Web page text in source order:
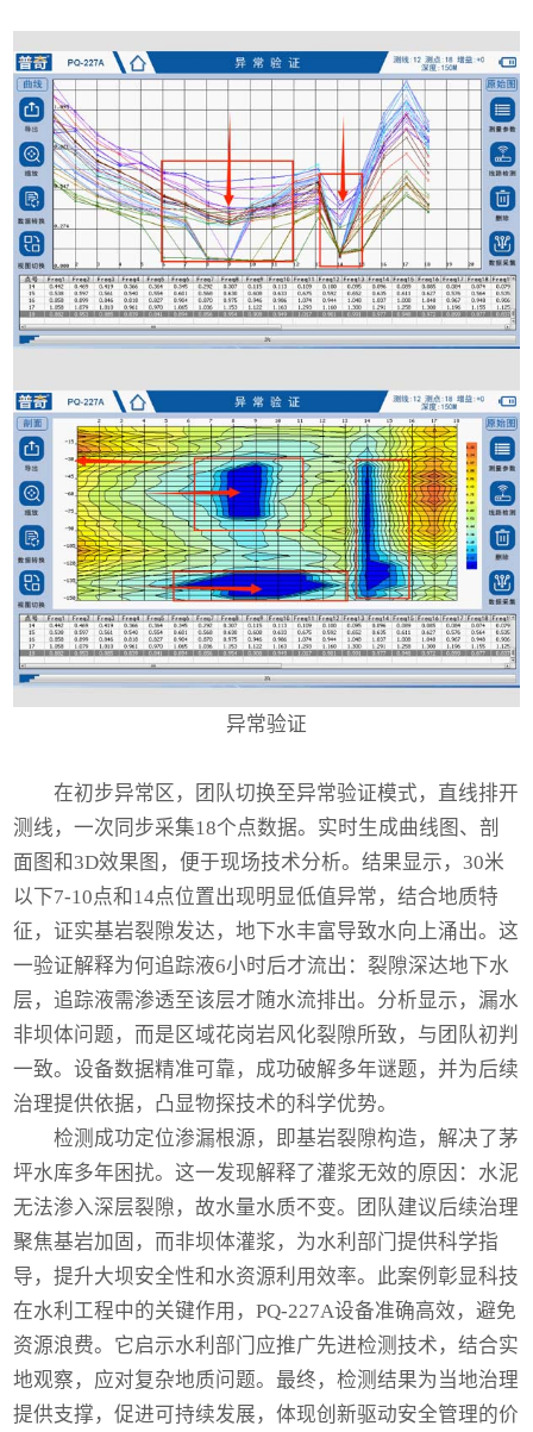
异常验证
在初步异常区，团队切换至异常验证模式，直线排开
测线，一次同步采集18个点数据。实时生成曲线图、剖
面图和3D效果图，便于现场技术分析。结果显示，30米
以下7-10点和14点位置出现明显低值异常，结合地质特
征，证实基岩裂隙发达，地下水丰富导致水向上涌出。这
一验证解释为何追踪液6小时后才流出：裂隙深达地下水
层，追踪液需渗透至该层才随水流排出。分析显示，漏水
非坝体问题，而是区域花岗岩风化裂隙所致，与团队初判
一致。设备数据精准可靠，成功破解多年谜题，并为后续
治理提供依据，凸显物探技术的科学优势。
检测成功定位渗漏根源，即基岩裂隙构造，解决了茅
坪水库多年困扰。这一发现解释了灌浆无效的原因：水泥
无法渗入深层裂隙，故水量水质不变。团队建议后续治理
聚焦基岩加固，而非坝体灌浆，为水利部门提供科学指
导，提升大坝安全性和水资源利用效率。此案例彰显科技
在水利工程中的关键作用，PQ-227A设备准确高效，避免
资源浪费。它启示水利部门应推广先进检测技术，结合实
地观察，应对复杂地质问题。最终，检测结果为当地治理
提供支撑，促进可持续发展，体现创新驱动安全管理的价